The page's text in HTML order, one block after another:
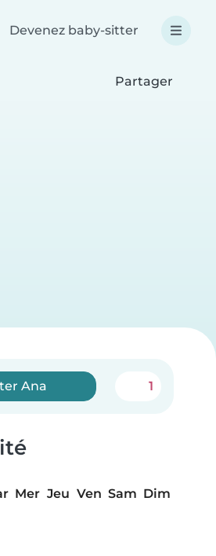
Devenez baby-sitter
Partager
Ana 1
Mer Jeu Ven Sam Dim